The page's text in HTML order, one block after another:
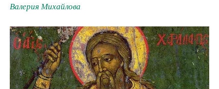
Валерия Михайлова